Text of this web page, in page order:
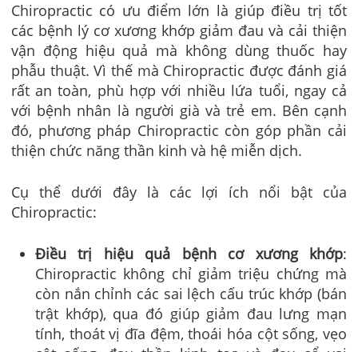
Chiropractic có ưu điểm lớn là giúp điều trị tốt
các bệnh lý cơ xương khớp giảm đau và cải thiện
vận động hiệu quả mà không dùng thuốc hay
phẫu thuật. Vì thế mà Chiropractic được đánh giá
rất an toàn, phù hợp với nhiều lứa tuổi, ngay cả
với bệnh nhân là người già và trẻ em. Bên cạnh
đó, phương pháp Chiropractic còn góp phần cải
thiện chức năng thần kinh và hệ miễn dịch.
Cụ thể dưới đây là các lợi ích nổi bật của
Chiropractic:
Điều trị hiệu quả bệnh cơ xương khớp:
Chiropractic không chỉ giảm triệu chứng mà
còn nắn chỉnh các sai lệch cấu trúc khớp (bán
trật khớp), qua đó giúp giảm đau lưng mạn
tính, thoát vị đĩa đệm, thoái hóa cột sống, vẹo